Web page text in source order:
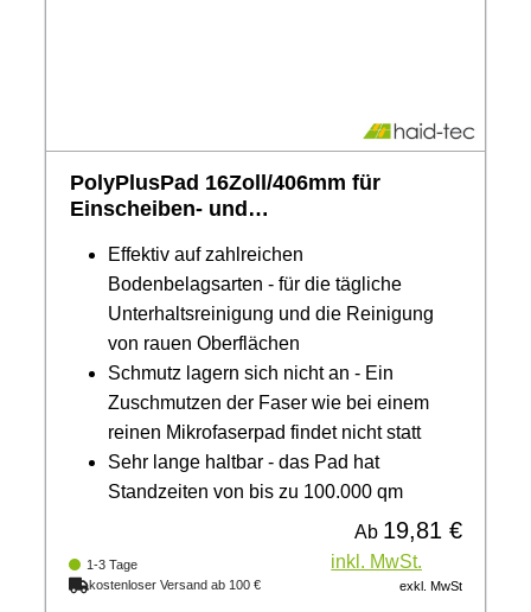
PolyPlusPad 16Zoll/406mm für
Einscheiben- und
Effektiv auf zahlreichen
Bodenbelagsarten - für die tägliche
Unterhaltsreinigung und die Reinigung
von rauen Oberflächen
Schmutz lagern sich nicht an - Ein
Zuschmutzen der Faser wie bei einem
reinen Mikrofaserpad findet nicht statt
Sehr lange haltbar - das Pad hat
Standzeiten von bis zu 100.000 qm
1-3 Tage
kostenloser Versand ab 100 €
Regulärer Preis:
Ab 19,81 €
inkl. MwSt.
exkl. MwSt